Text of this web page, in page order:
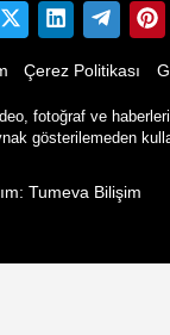
Çerez Politikası
fotoğraf ve
gösterilemeden
Tumeva Bilişim